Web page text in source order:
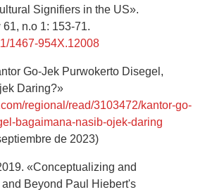
Signifiers in the US».
n.o 1: 153-71.
1467-954X.12008
Go-Jek Purwokerto Disegel,
Daring?»
regional/read/3103472/kantor-go-
bagaimana-nasib-ojek-daring
de 2023)
«Conceptualizing and
Beyond Paul Hiebert's